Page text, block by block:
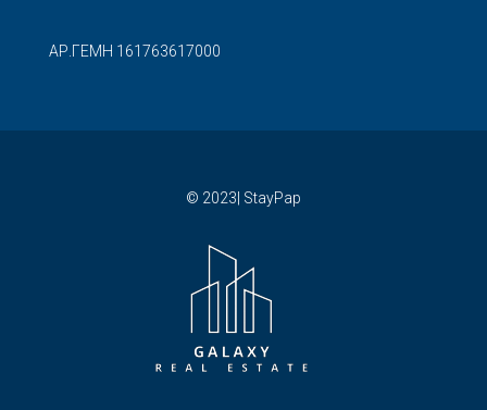
ΑΡ.ΓΕΜΗ 161763617000
© 2023| StayPap